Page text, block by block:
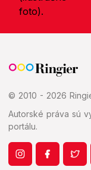
© 2010 - 2026
Autorské práva sú
portálu.